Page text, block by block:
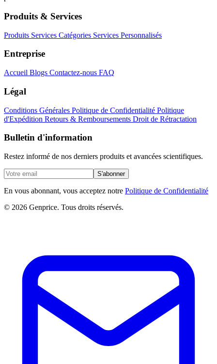
Produits & Services
Produits Services Catégories Services Personnalisés
Entreprise
Accueil Blogs Contactez-nous FAQ
Légal
Conditions Générales Politique de Confidentialité Politique
d'Expédition Retours & Remboursements Droit de Rétractation
Bulletin d'information
Restez informé de nos derniers produits et avancées scientifiques.
S'abonner
En vous abonnant, vous acceptez notre Politique de Confidentialité
© 2026 Genprice. Tous droits réservés.